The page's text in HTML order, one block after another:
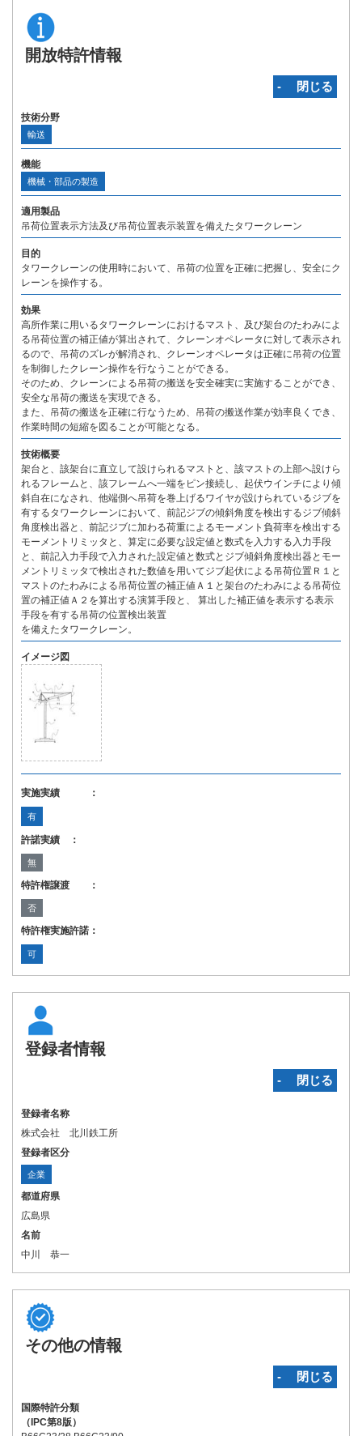
開放特許情報
‐ 閉じる
技術分野
輸送
機能
機械・部品の製造
適用製品
吊荷位置表示方法及び吊荷位置表示装置を備えたタワークレーン
目的
タワークレーンの使用時において、吊荷の位置を正確に把握し、安全にク
レーンを操作する。
効果
高所作業に用いるタワークレーンにおけるマスト、及び架台のたわみによ
る吊荷位置の補正値が算出されて、クレーンオペレータに対して表示され
るので、吊荷のズレが解消され、クレーンオペレータは正確に吊荷の位置
を制御したクレーン操作を行なうことができる。
そのため、クレーンによる吊荷の搬送を安全確実に実施することができ、
安全な吊荷の搬送を実現できる。
また、吊荷の搬送を正確に行なうため、吊荷の搬送作業が効率良くでき、
作業時間の短縮を図ることが可能となる。
技術概要
架台と、該架台に直立して設けられるマストと、該マストの上部へ設けら
れるフレームと、該フレームへ一端をピン接続し、起伏ウインチにより傾
斜自在になされ、他端側へ吊荷を巻上げるワイヤが設けられているジブを
有するタワークレーンにおいて、前記ジブの傾斜角度を検出するジブ傾斜
角度検出器と、前記ジブに加わる荷重によるモーメント負荷率を検出する
モーメントリミッタと、算定に必要な設定値と数式を入力する入力手段
と、前記入力手段で入力された設定値と数式とジブ傾斜角度検出器とモー
メントリミッタで検出された数値を用いてジブ起伏による吊荷位置Ｒ１と
マストのたわみによる吊荷位置の補正値Ａ１と架台のたわみによる吊荷位
置の補正値Ａ２を算出する演算手段と、 算出した補正値を表示する表示
手段を有する吊荷の位置検出装置
を備えたタワークレーン。
イメージ図
実施実績 ：
有
許諾実績 ：
無
特許権譲渡 ：
否
特許権実施許諾：
可
登録者情報
‐ 閉じる
登録者名称
株式会社 北川鉄工所
登録者区分
企業
都道府県
広島県
名前
中川 恭一
その他の情報
‐ 閉じる
国際特許分類
（IPC第8版）